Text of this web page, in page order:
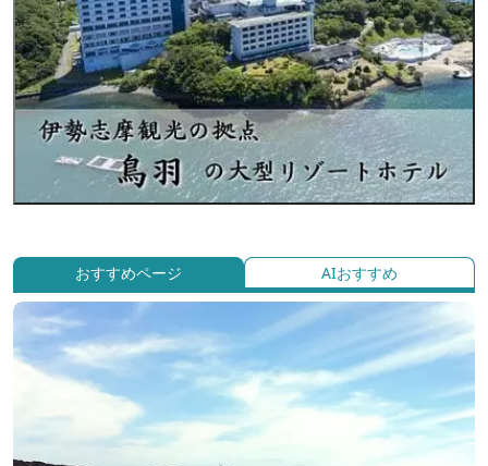
おすすめページ AIおすすめ